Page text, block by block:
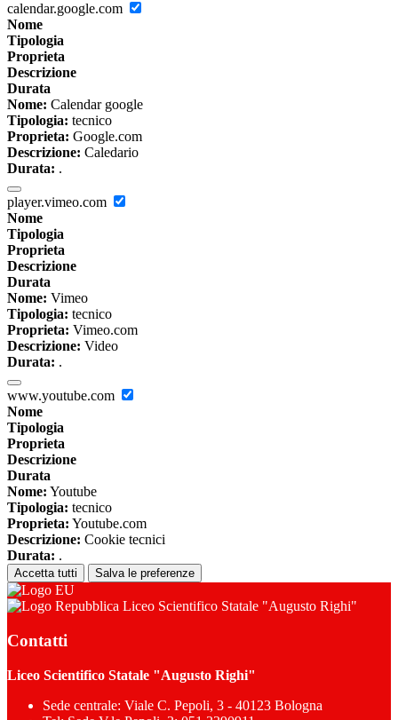
calendar.google.com
Nome
Tipologia
Proprieta
Descrizione
Durata
Nome: Calendar google
Tipologia: tecnico
Proprieta: Google.com
Descrizione: Caledario
Durata: .
player.vimeo.com
Nome
Tipologia
Proprieta
Descrizione
Durata
Nome: Vimeo
Tipologia: tecnico
Proprieta: Vimeo.com
Descrizione: Video
Durata: .
www.youtube.com
Nome
Tipologia
Proprieta
Descrizione
Durata
Nome: Youtube
Tipologia: tecnico
Proprieta: Youtube.com
Descrizione: Cookie tecnici
Durata: .
Accetta tutti Salva le preferenze
Liceo Scientifico Statale "Augusto Righi"
Contatti
Liceo Scientifico Statale "Augusto Righi"
Sede centrale: Viale C. Pepoli, 3 - 40123 Bologna